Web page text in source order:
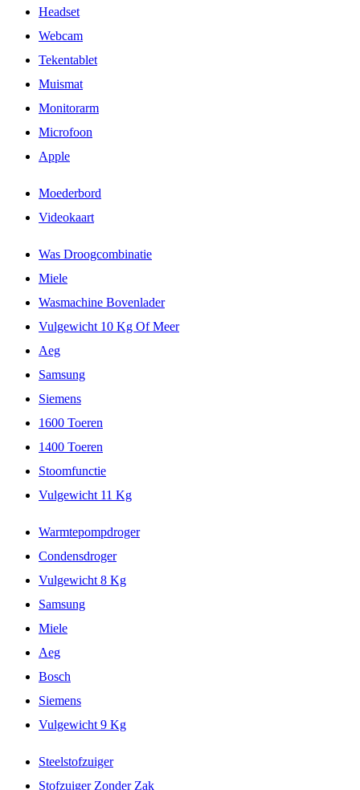
Headset
Webcam
Tekentablet
Muismat
Monitorarm
Microfoon
Apple
Moederbord
Videokaart
Was Droogcombinatie
Miele
Wasmachine Bovenlader
Vulgewicht 10 Kg Of Meer
Aeg
Samsung
Siemens
1600 Toeren
1400 Toeren
Stoomfunctie
Vulgewicht 11 Kg
Warmtepompdroger
Condensdroger
Vulgewicht 8 Kg
Samsung
Miele
Aeg
Bosch
Siemens
Vulgewicht 9 Kg
Steelstofzuiger
Stofzuiger Zonder Zak